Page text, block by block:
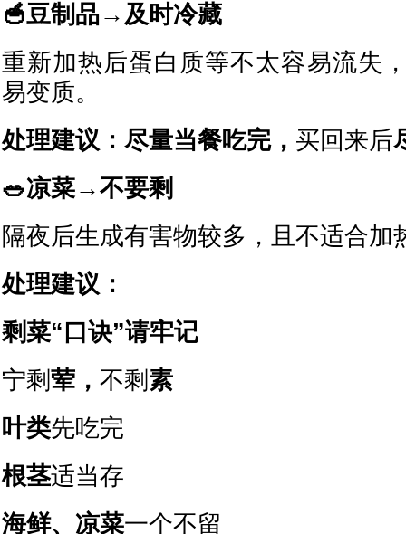
🥣豆制品→及时冷藏
重新加热后蛋白质等不太容易流失
易变质。
处理建议： 尽量当餐吃完， 买回来后
🥗凉菜→不要剩
隔夜后生成有害物较多，且不适合加
处理建议：
剩菜“口诀”请牢记
宁剩 荤， 不剩 素
叶类先吃完
根茎适当存
海鲜、凉菜一个不留